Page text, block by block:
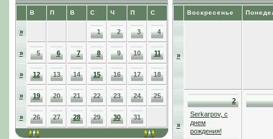
В П В С Ч П С
» 1 2 3 4
» 5 6 7 8 9 10 11
» 12 13 14 15 16 17 18
» 19 20 21 22 23 24 25
» 26 27 28 29 30 31
Воскресенье
»
»
2
Serkarpov, с
днем
рождения!